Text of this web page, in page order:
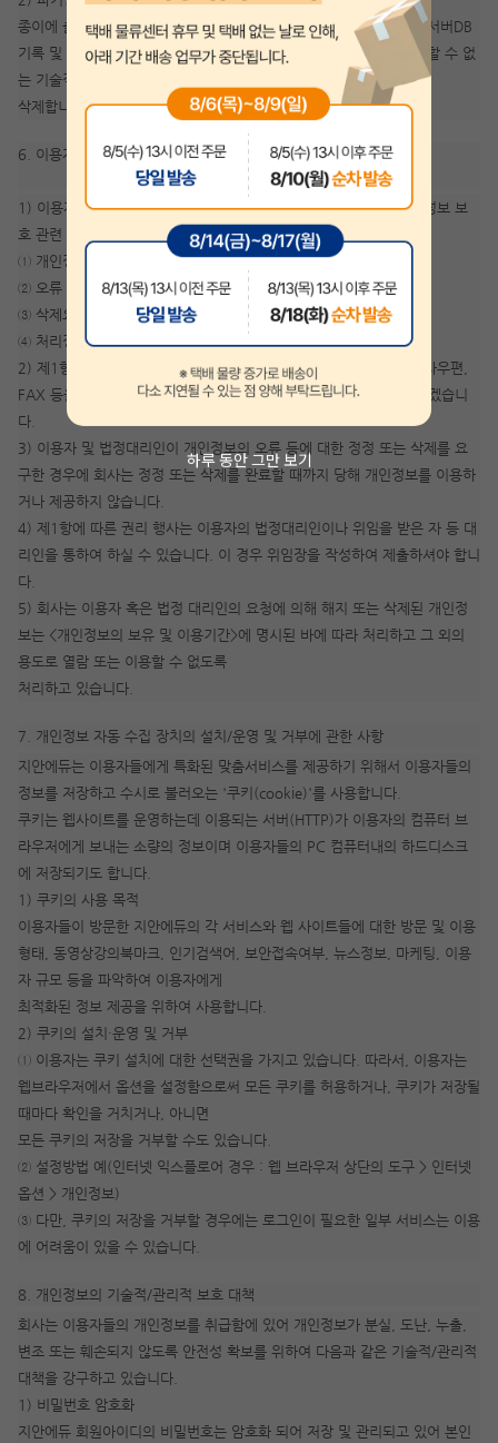
하루 동안 그만 보기
종이에 출력된 개인정보는 분쇄기로 분쇄하거나 소각을 통하여 파기 서버DB
기록 및 전자기기에 사용되는 형태로 저장된 개인정보는 기록을 재생할 수 없
는 기술적 방법을 사용하여
삭제합니다.
6. 이용자 및 법정대리인의 권리와 그 행사방법
1) 이용자 및 법정대리인은 회사에 대해 언제든지 다음 각 호의 개인정보 보
호 관련 권리를 행사할 수 있습니다.
① 개인정보 열람요구
② 오류 등이 있을 경우 정정 요구
③ 삭제요구
④ 처리정지 요구
2) 제1항에 따른 권리 행사는 지안에듀 고객센터를 통한서면이나 전자우편,
FAX 등을 통하여 하실 수 있으며, 회사는 이에 대해 지체없이 조치하겠습니
다.
3) 이용자 및 법정대리인이 개인정보의 오류 등에 대한 정정 또는 삭제를 요
구한 경우에 회사는 정정 또는 삭제를 완료할 때까지 당해 개인정보를 이용하
거나 제공하지 않습니다.
4) 제1항에 따른 권리 행사는 이용자의 법정대리인이나 위임을 받은 자 등 대
리인을 통하여 하실 수 있습니다. 이 경우 위임장을 작성하여 제출하셔야 합니
다.
5) 회사는 이용자 혹은 법정 대리인의 요청에 의해 해지 또는 삭제된 개인정
보는 <개인정보의 보유 및 이용기간>에 명시된 바에 따라 처리하고 그 외의
용도로 열람 또는 이용할 수 없도록
처리하고 있습니다.
7. 개인정보 자동 수집 장치의 설치/운영 및 거부에 관한 사항
지안에듀는 이용자들에게 특화된 맞춤서비스를 제공하기 위해서 이용자들의
정보를 저장하고 수시로 불러오는 '쿠키(cookie)'를 사용합니다.
쿠키는 웹사이트를 운영하는데 이용되는 서버(HTTP)가 이용자의 컴퓨터 브
라우저에게 보내는 소량의 정보이며 이용자들의 PC 컴퓨터내의 하드디스크
에 저장되기도 합니다.
1) 쿠키의 사용 목적
이용자들이 방문한 지안에듀의 각 서비스와 웹 사이트들에 대한 방문 및 이용
형태, 동영상강의북마크, 인기검색어, 보안접속여부, 뉴스정보, 마케팅, 이용
자 규모 등을 파악하여 이용자에게
최적화된 정보 제공을 위하여 사용합니다.
2) 쿠키의 설치·운영 및 거부
① 이용자는 쿠키 설치에 대한 선택권을 가지고 있습니다. 따라서, 이용자는
웹브라우저에서 옵션을 설정함으로써 모든 쿠키를 허용하거나, 쿠키가 저장될
때마다 확인을 거치거나, 아니면
모든 쿠키의 저장을 거부할 수도 있습니다.
② 설정방법 예(인터넷 익스플로어 경우 : 웹 브라우저 상단의 도구 > 인터넷
옵션 > 개인정보)
③ 다만, 쿠키의 저장을 거부할 경우에는 로그인이 필요한 일부 서비스는 이용
에 어려움이 있을 수 있습니다.
8. 개인정보의 기술적/관리적 보호 대책
회사는 이용자들의 개인정보를 취급함에 있어 개인정보가 분실, 도난, 누출,
변조 또는 훼손되지 않도록 안전성 확보를 위하여 다음과 같은 기술적/관리적
대책을 강구하고 있습니다.
1) 비밀번호 암호화
지안에듀 회원아이디의 비밀번호는 암호화 되어 저장 및 관리되고 있어 본인